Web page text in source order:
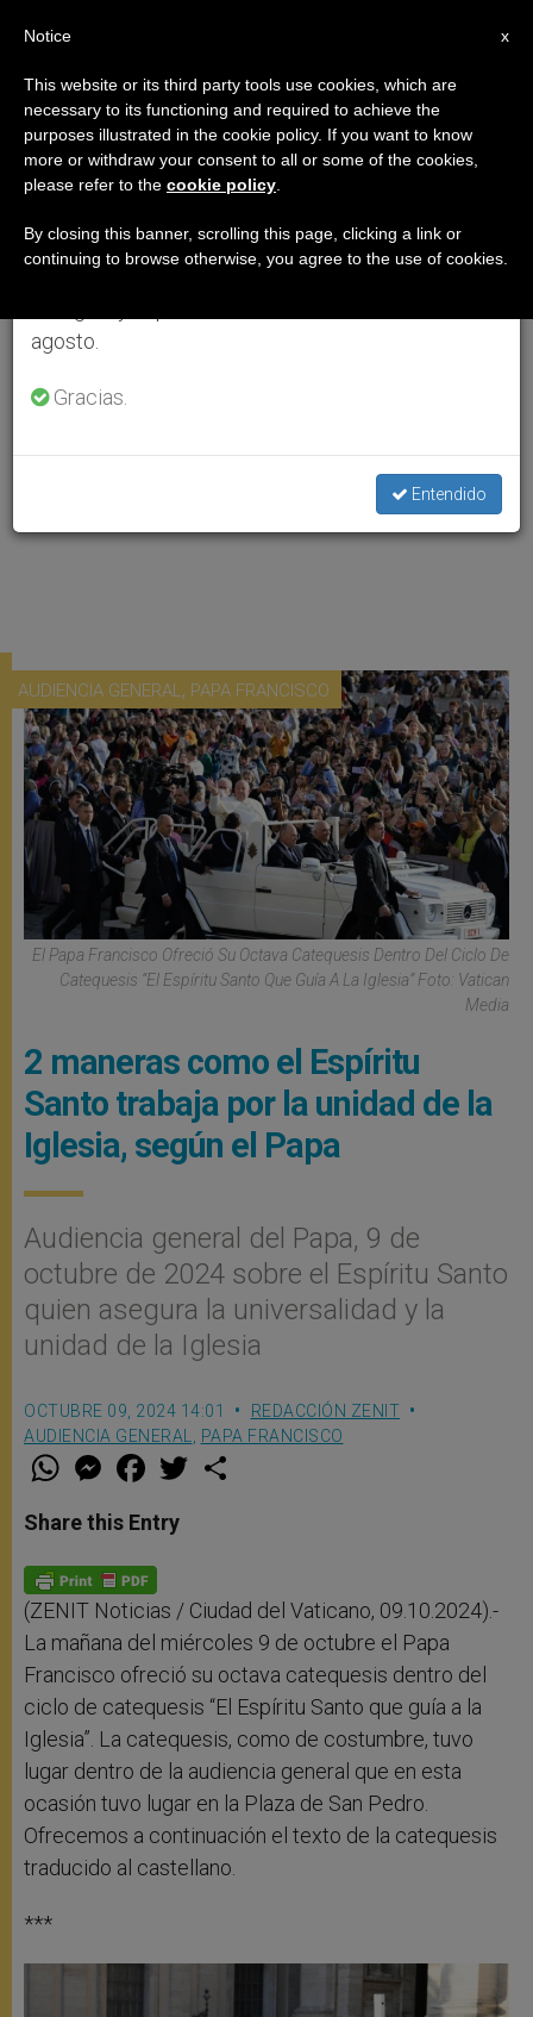
AUDIENCIA GENERAL, PAPA FRANCISCO
El Papa Francisco Ofreció Su Octava Catequesis Dentro Del Ciclo De
Catequesis “El Espíritu Santo Que Guía A La Iglesia” Foto: Vatican
Media
2 maneras como el Espíritu
Santo trabaja por la unidad de la
Iglesia, según el Papa
Audiencia general del Papa, 9 de
octubre de 2024 sobre el Espíritu Santo
quien asegura la universalidad y la
unidad de la Iglesia
OCTUBRE 09, 2024 14:01
REDACCIÓN ZENIT
AUDIENCIA GENERAL
PAPA FRANCISCO
W
t
s
p
p
M
e
s
e
g
e
r
F
a
e
b
o
k
w
Share this Entry
(ZENIT Noticias / Ciudad del Vaticano, 09.10.2024).-
La mañana del miércoles 9 de octubre el Papa
Francisco ofreció su octava catequesis dentro del
ciclo de catequesis “El Espíritu Santo que guía a la
Iglesia”. La catequesis, como de costumbre, tuvo
lugar dentro de la audiencia general que en esta
ocasión tuvo lugar en la Plaza de San Pedro.
Ofrecemos a continuación el texto de la catequesis
traducido al castellano.
***
×
Aviso importante
Del 27 de julio al 7 de agosto haremos la pausa
anual, aprovechando que en el periodo de verano
se generan menos informaciones y también el
agosto.
Gracias.
Entendido
x
Notice
This website or its third party tools use cookies, which are
necessary to its functioning and required to achieve the
purposes illustrated in the cookie policy. If you want to know
more or withdraw your consent to all or some of the cookies,
please refer to the cookie policy
By closing this banner, scrolling this page, clicking a link or
continuing to browse otherwise, you agree to the use of cookies.